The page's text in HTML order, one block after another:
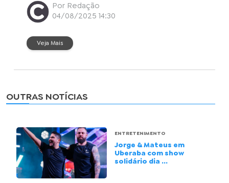
Por Redação
04/08/2025 14:30
Veja Mais
OUTRAS NOTÍCIAS
ENTRETENIMENTO
Jorge & Mateus em
Uberaba com show
solidário dia ...